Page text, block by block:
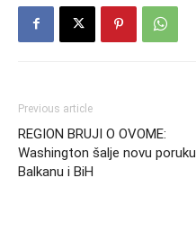
Previous article
REGION BRUJI O OVOME:
Washington šalje novu poruku
Balkanu i BiH